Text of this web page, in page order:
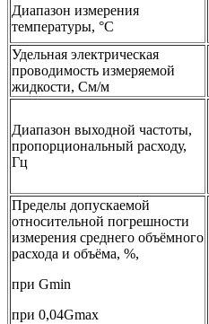
Диапазон измерения
температуры, °С
Удельная электрическая
проводимость измеряемой
жидкости, См/м
Диапазон выходной частоты,
пропорциональный расходу,
Гц
Пределы допускаемой
относительной погрешности
измерения среднего объёмного
расхода и объёма, %,
при Gmin
при 0,04Gmax